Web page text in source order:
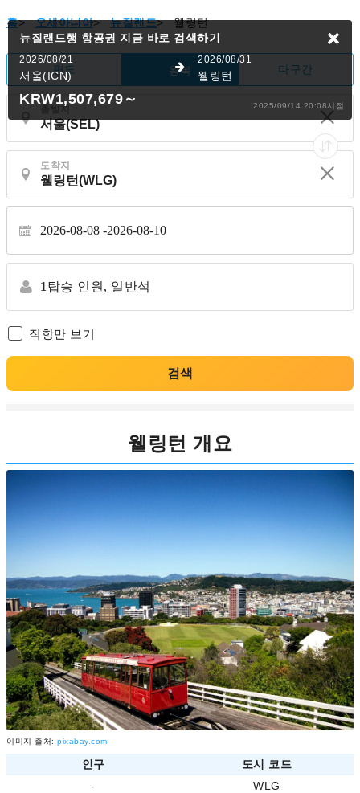
홈> 오세아니아> 뉴질랜드> 웰링턴
편도 왕복 다구간
출발지
도착지
2026-08-08 2026-08-10
1 탑승 인원, 일반석
직항만 보기
검색
뉴질랜드행 항공권 지금 바로 검색하기
2026/08/21
서울(ICN)
2026/08/31
웰링턴
KRW1,507,679～ 2025/09/14 20:08시점
웰링턴 개요
이미지 출처: pixabay.com
인구
도시 코드
-
WLG